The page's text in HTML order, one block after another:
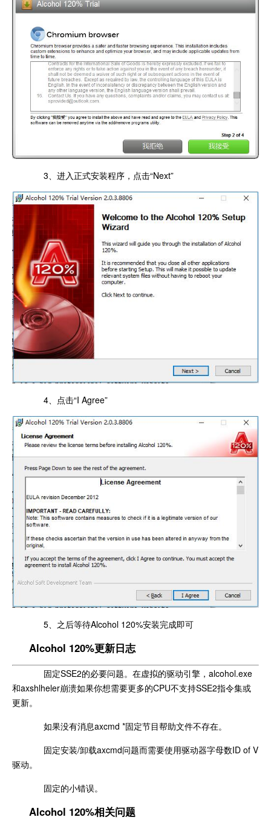
3、进入正式安装程序，点击“Next”
4、点击“I Agree”
5、之后等待Alcohol 120%安装完成即可
Alcohol 120%更新日志
固定SSE2的必要问题。在虚拟的驱动引擎，alcohol.exe
和axshlheler崩溃如果你想需要更多的CPU不支持SSE2指令集或
更新。
如果没有消息axcmd *固定节目帮助文件不存在。
固定安装/卸载axcmd问题而需要使用驱动器字母数ID of V
驱动。
固定的小错误。
Alcohol 120%相关问题